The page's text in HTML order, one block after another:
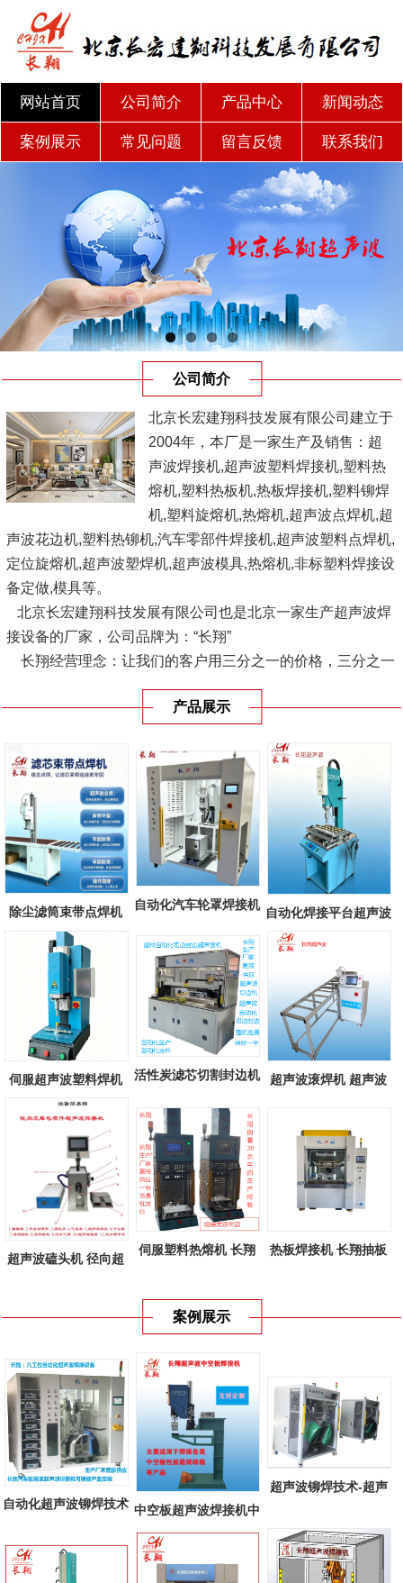
网站首页 公司简介 产品中心 新闻动态
案例展示 常见问题 留言反馈 联系我们
公司简介
北京长宏建翔科技发展有限公司建立于
2004年，本厂是一家生产及销售：超
声波焊接机,超声波塑料焊接机,塑料热
熔机,塑料热板机,热板焊接机,塑料铆焊
机,塑料旋熔机,热熔机,超声波点焊机,超
声波花边机,塑料热铆机,汽车零部件焊接机,超声波塑料点焊机,
定位旋熔机,超声波塑焊机,超声波模具,热熔机,非标塑料焊接设
备定做,模具等。
北京长宏建翔科技发展有限公司也是北京一家生产超声波焊
接设备的厂家，公司品牌为：“长翔”
长翔经营理念：让我们的客户用三分之一的价格，三分之一
业结成互利联盟，共同...
[查看详情]
产品展示
除尘滤筒束带点焊机
滤筒束带超...
自动化汽车轮罩焊接机
自动化焊接平台超声波
焊接机 自...
伺服超声波塑料焊机
长翔新款伺...
活性炭滤芯切割封边机
超声波滚焊机 超声波
超声波磕头机 径向超
伺服塑料热熔机 长翔
热板焊接机 长翔抽板
案例展示
自动化超声波铆焊技术 中空板超声波焊接机中
空板周转箱...
超声波铆焊技术-超声